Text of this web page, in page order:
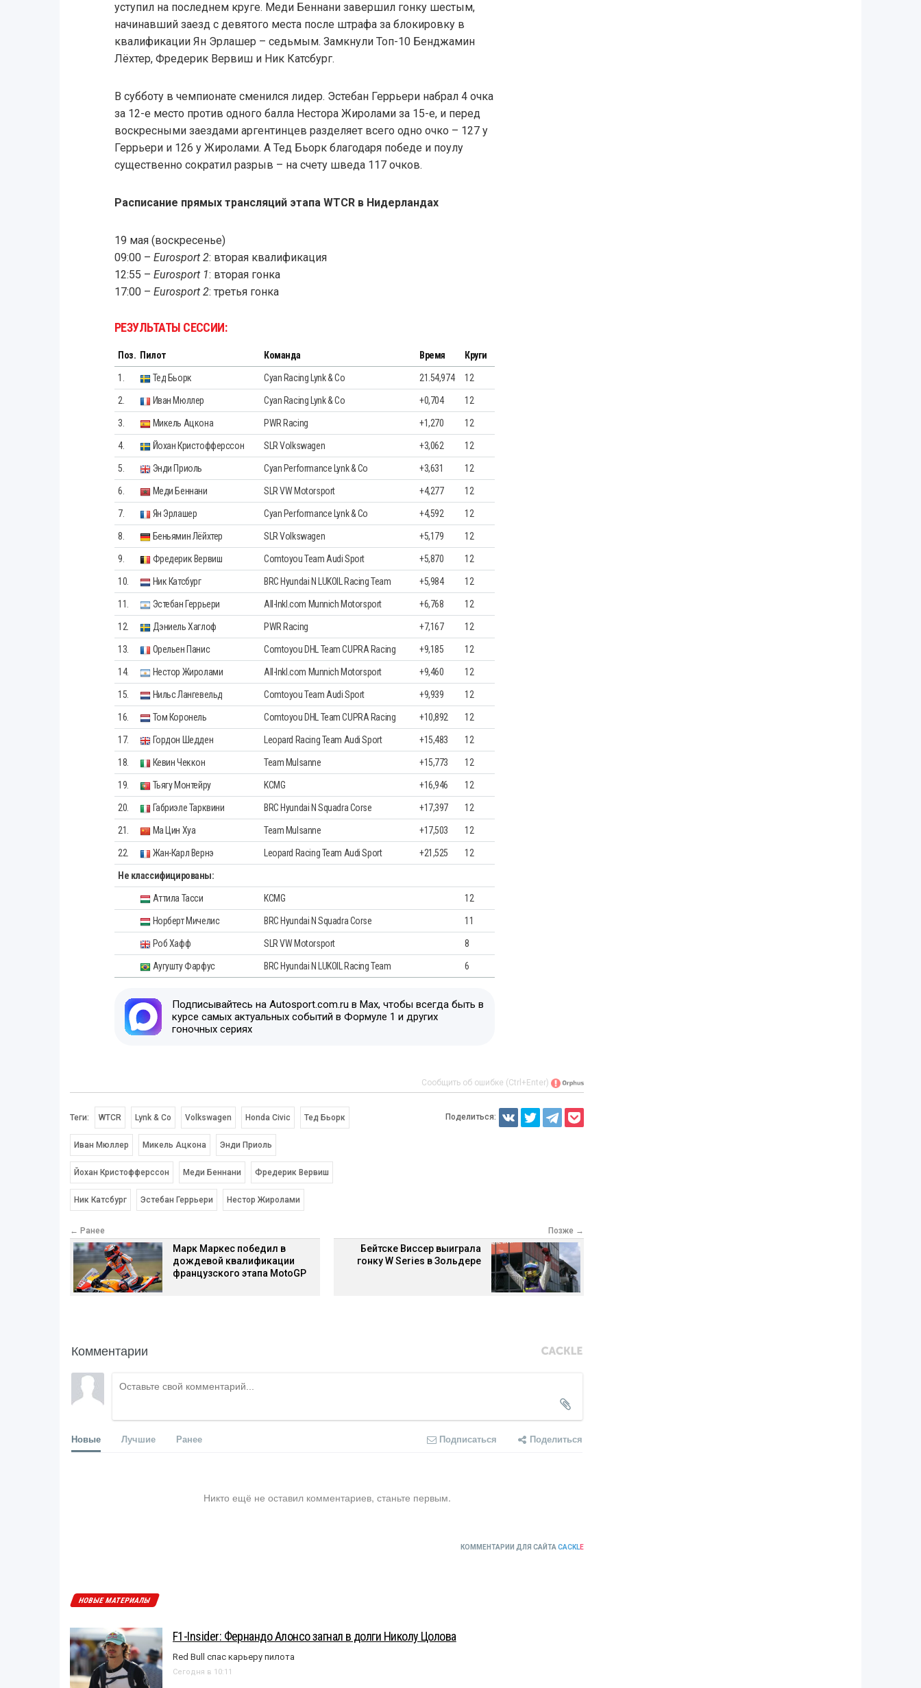
уступил на последнем круге. Меди Беннани завершил гонку шестым,
начинавший заезд с девятого места после штрафа за блокировку в
квалификации Ян Эрлашер – седьмым. Замкнули Топ-10 Бенджамин
Лёхтер, Фредерик Вервиш и Ник Катсбург.
В субботу в чемпионате сменился лидер. Эстебан Геррьери набрал 4 очка
за 12-е место против одного балла Нестора Жиролами за 15-е, и перед
воскресными заездами аргентинцев разделяет всего одно очко – 127 у
Геррьери и 126 у Жиролами. А Тед Бьорк благодаря победе и поулу
существенно сократил разрыв – на счету шведа 117 очков.
Расписание прямых трансляций этапа WTCR в Нидерландах
19 мая (воскресенье)
09:00 – Eurosport 2: вторая квалификация
12:55 – Eurosport 1: вторая гонка
17:00 – Eurosport 2: третья гонка
РЕЗУЛЬТАТЫ СЕССИИ:
Поз. Пилот Команда Время Круги
1. Тед Бьорк Cyan Racing Lynk & Co 21.54,974 12
2. Иван Мюллер Cyan Racing Lynk & Co +0,704 12
3. Микель Ацкона PWR Racing +1,270 12
4. Йохан Кристофферссон SLR Volkswagen +3,062 12
5. Энди Приоль Cyan Performance Lynk & Co +3,631 12
6. Меди Беннани SLR VW Motorsport +4,277 12
7. Ян Эрлашер Cyan Performance Lynk & Co +4,592 12
8. Беньямин Лёйхтер SLR Volkswagen +5,179 12
9. Фредерик Вервиш Comtoyou Team Audi Sport +5,870 12
10. Ник Катсбург BRC Hyundai N LUKOIL Racing Team +5,984 12
11. Эстебан Геррьери All-Inkl.com Munnich Motorsport +6,768 12
12. Дэниель Хаглоф PWR Racing +7,167 12
13. Орельен Панис Comtoyou DHL Team CUPRA Racing +9,185 12
14. Нестор Жиролами All-Inkl.com Munnich Motorsport +9,460 12
15. Нильс Лангевельд Comtoyou Team Audi Sport +9,939 12
16. Том Коронель Comtoyou DHL Team CUPRA Racing +10,892 12
17. Гордон Шедден Leopard Racing Team Audi Sport +15,483 12
18. Кевин Чеккон Team Mulsanne +15,773 12
19. Тьягу Монтейру KCMG +16,946 12
20. Габриэле Тарквини BRC Hyundai N Squadra Corse +17,397 12
21. Ma Цин Хуа Team Mulsanne +17,503 12
22. Жан-Карл Вернэ Leopard Racing Team Audi Sport +21,525 12
Не классифицированы:
Аттила Тасси KCMG 12
Норберт Мичелис BRC Hyundai N Squadra Corse 11
Роб Хафф SLR VW Motorsport 8
Аугушту Фарфус BRC Hyundai N LUKOIL Racing Team 6
Подписывайтесь на Autosport.com.ru в Max, чтобы всегда быть в
курсе самых актуальных событий в Формуле 1 и других
гоночных сериях
Сообщить об ошибке (Ctrl+Enter)
Теги: WTCR Lynk & Co Volkswagen Honda Civic Тед Бьорк
Иван Мюллер Микель Ацкона Энди Приоль
Йохан Кристофферссон Меди Беннани Фредерик Вервиш
Ник Катсбург Эстебан Геррьери Нестор Жиролами
Поделиться:
← Ранее
Марк Маркес победил в
дождевой квалификации
французского этапа MotoGP
Позже →
Бейтске Виссер выиграла
гонку W Series в Зольдере
Комментарии
Новые Лучшие Ранее Подписаться Поделиться
Никто ещё не оставил комментариев, станьте первым.
КОММЕНТАРИИ ДЛЯ САЙТА CACKLE
НОВЫЕ МАТЕРИАЛЫ
F1-Insider: Фернандо Алонсо загнал в долги Николу Цолова
Red Bull спас карьеру пилота
Сегодня в 10:11